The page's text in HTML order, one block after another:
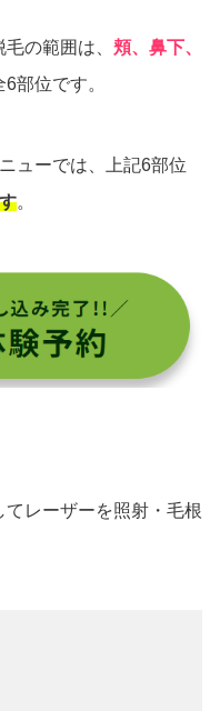
の範囲は、 頬、鼻下、
6部位です。
ューでは、上記6部位
。
レーザーを照射・毛根